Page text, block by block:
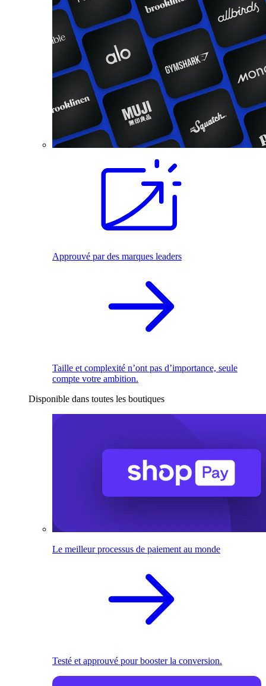
Approuvé par des marques leaders
Taille et complexité n’ont pas d’importance, seule
compte votre ambition.
Disponible dans toutes les boutiques
Le meilleur processus de paiement au monde
Testé et approuvé pour booster la conversion.